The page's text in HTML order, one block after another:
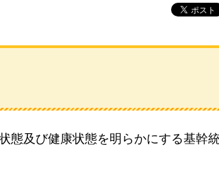
態及び健康状態を明らかにする基幹